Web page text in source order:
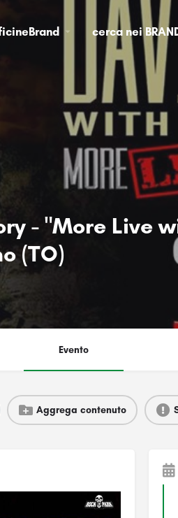
cerca nei
- "More Live
(TO)
Evento
Aggrega contenuto